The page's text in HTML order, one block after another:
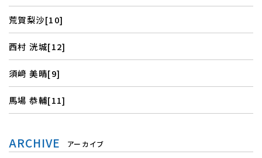
荒賀梨沙[10]
西村 洸城[12]
須﨑 美晴[9]
馬場 恭輔[11]
ARCHIVE アーカイブ